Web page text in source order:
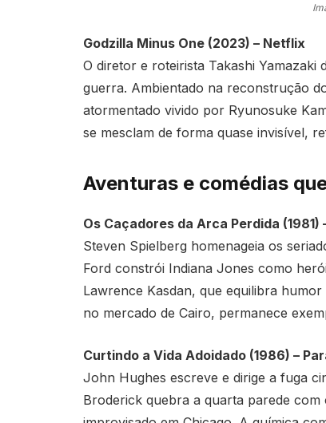
Godzilla Minus One (2023) – Netflix
O diretor e roteirista Takashi
guerra. Ambientado na reconstrução
atormentado vivido por Ryunosuke
se mesclam de forma quase invisível,
Aventuras e comédias
Os Caçadores da Arca Perdida (1981)
Steven Spielberg homenageia os
Ford constrói Indiana Jones como
Lawrence Kasdan, que equilibra
no mercado de Cairo, permanece
Curtindo a Vida Adoidado (1986) –
John Hughes escreve e dirige a fuga
Broderick quebra a quarta parede